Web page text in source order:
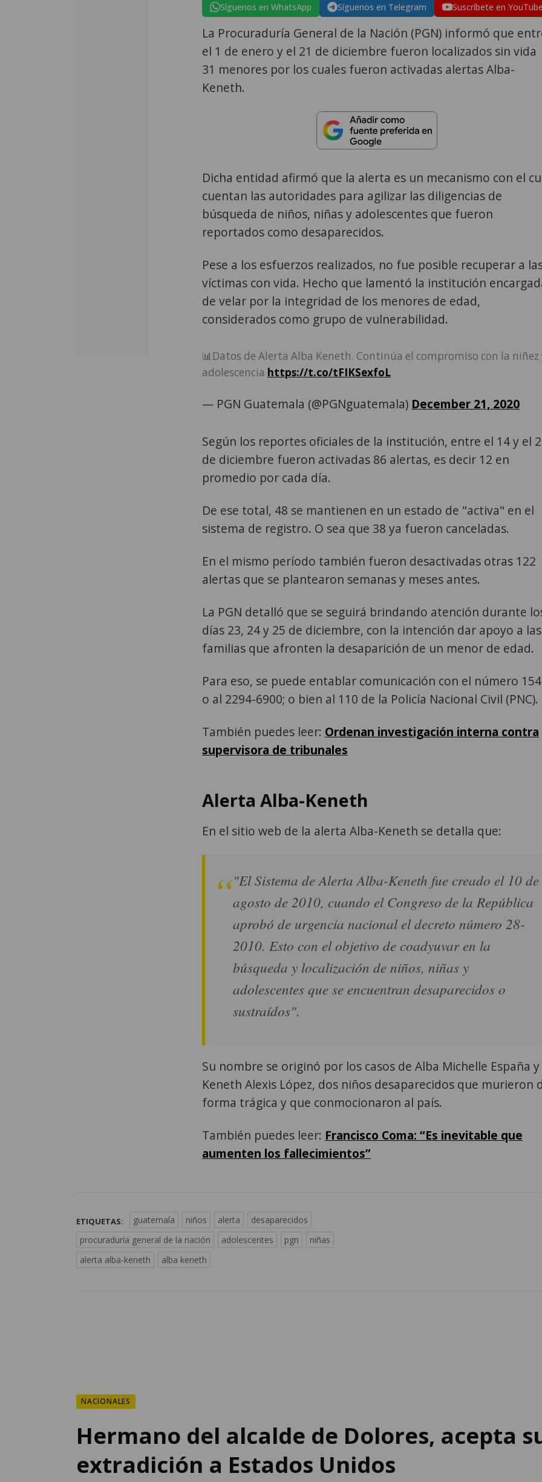
Síguenos en WhatsApp Síguenos en Telegram Suscríbete en
La Procuraduría General de la Nación (PGN) informó que
el 1 de enero y el 21 de diciembre fueron localizados sin vida
31 menores por los cuales fueron activadas alertas Alba-
Keneth.
Dicha entidad afirmó que la alerta es un mecanismo con el
cuentan las autoridades para agilizar las diligencias de
búsqueda de niños, niñas y adolescentes que fueron
reportados como desaparecidos.
Pese a los esfuerzos realizados, no fue posible recuperar a
víctimas con vida. Hecho que lamentó la institución
de velar por la integridad de los menores de edad,
considerados como grupo de vulnerabilidad.
📊Datos de Alerta Alba Keneth. Continúa el compromiso con la niñez
adolescencia https://t.co/tFIKSexfoL
— PGN Guatemala (@PGNguatemala) December 21, 2020
Según los reportes oficiales de la institución, entre el 14 y el
de diciembre fueron activadas 86 alertas, es decir 12 en
promedio por cada día.
De ese total, 48 se mantienen en un estado de "activa" en el
sistema de registro. O sea que 38 ya fueron canceladas.
En el mismo período también fueron desactivadas otras 122
alertas que se plantearon semanas y meses antes.
La PGN detalló que se seguirá brindando atención durante
días 23, 24 y 25 de diciembre, con la intención dar apoyo a las
familias que afronten la desaparición de un menor de edad.
Para eso, se puede entablar comunicación con el número
o al 2294-6900; o bien al 110 de la Policía Nacional Civil (PNC).
También puedes leer: Ordenan investigación interna contra
supervisora de tribunales
Alerta Alba-Keneth
En el sitio web de la alerta Alba-Keneth se detalla que:
"El Sistema de Alerta Alba-Keneth fue creado el 10 de
agosto de 2010, cuando el Congreso de la República
aprobó de urgencia nacional el decreto número 28-
2010. Esto con el objetivo de coadyuvar en la
búsqueda y localización de niños, niñas y
adolescentes que se encuentran desaparecidos o
sustraídos".
Su nombre se originó por los casos de Alba Michelle España y
Keneth Alexis López, dos niños desaparecidos que murieron
forma trágica y que conmocionaron al país.
También puedes leer: Francisco Coma: “Es inevitable que
aumenten los fallecimientos”
ETIQUETAS: guatemala niños alerta
desaparecidos
procuraduría general de la nación
adolescentes pgn
niñas
alerta alba-keneth
alba keneth
NACIONALES
Hermano del alcalde de Dolores, acepta
extradición a Estados Unidos